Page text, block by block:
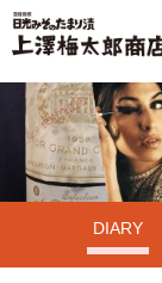
DIARY